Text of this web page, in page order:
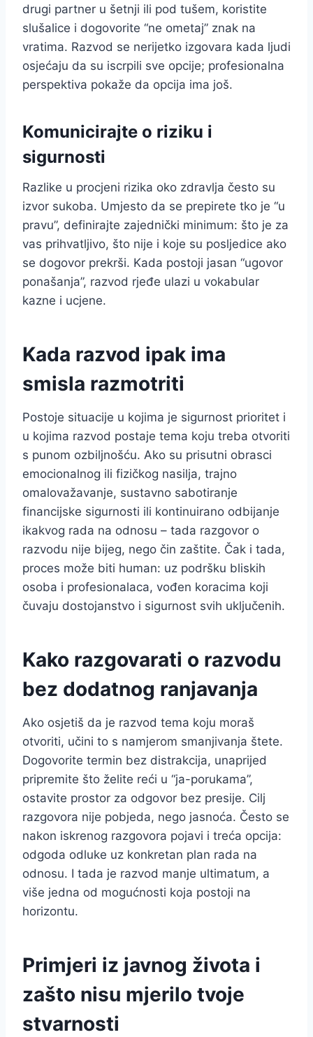
drugi partner u šetnji ili pod tušem, koristite
slušalice i dogovorite “ne ometaj” znak na
vratima. Razvod se nerijetko izgovara kada ljudi
osjećaju da su iscrpili sve opcije; profesionalna
perspektiva pokaže da opcija ima još.
Komunicirajte o riziku i
sigurnosti
Razlike u procjeni rizika oko zdravlja često su
izvor sukoba. Umjesto da se prepirete tko je “u
pravu”, definirajte zajednički minimum: što je za
vas prihvatljivo, što nije i koje su posljedice ako
se dogovor prekrši. Kada postoji jasan “ugovor
ponašanja”, razvod rjeđe ulazi u vokabular
kazne i ucjene.
Kada razvod ipak ima
smisla razmotriti
Postoje situacije u kojima je sigurnost prioritet i
u kojima razvod postaje tema koju treba otvoriti
s punom ozbiljnošću. Ako su prisutni obrasci
emocionalnog ili fizičkog nasilja, trajno
omalovažavanje, sustavno sabotiranje
financijske sigurnosti ili kontinuirano odbijanje
ikakvog rada na odnosu – tada razgovor o
razvodu nije bijeg, nego čin zaštite. Čak i tada,
proces može biti human: uz podršku bliskih
osoba i profesionalaca, vođen koracima koji
čuvaju dostojanstvo i sigurnost svih uključenih.
Kako razgovarati o razvodu
bez dodatnog ranjavanja
Ako osjetiš da je razvod tema koju moraš
otvoriti, učini to s namjerom smanjivanja štete.
Dogovorite termin bez distrakcija, unaprijed
pripremite što želite reći u “ja-porukama”,
ostavite prostor za odgovor bez presije. Cilj
razgovora nije pobjeda, nego jasnoća. Često se
nakon iskrenog razgovora pojavi i treća opcija:
odgoda odluke uz konkretan plan rada na
odnosu. I tada je razvod manje ultimatum, a
više jedna od mogućnosti koja postoji na
horizontu.
Primjeri iz javnog života i
zašto nisu mjerilo tvoje
stvarnosti